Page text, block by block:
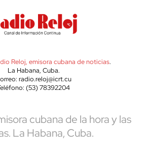
Reloj, emisora cubana de noticias.
La Habana, Cuba.
radio.reloj@icrt.cu
(53) 78392204
cubana de la hora y las
La Habana, Cuba.